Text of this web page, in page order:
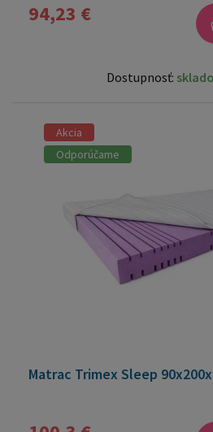
94,23 €
Dostupnosť:
Akcia
Odporúčame
Matrac Trimex Sleep